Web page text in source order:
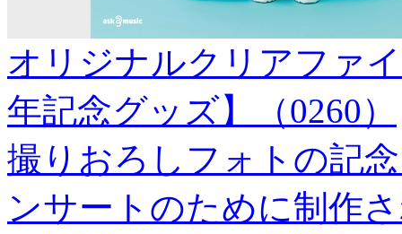
オリジナルクリアファ
年記念グッズ】（0260）
撮りおろしフォトの記
ンサートのために制作